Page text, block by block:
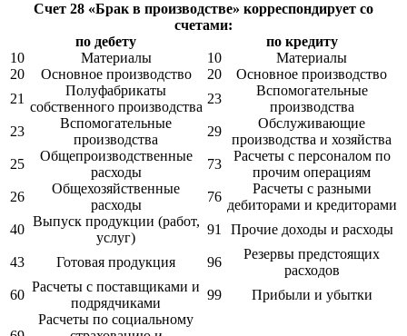
Счет 28 «Брак в производстве» корреспондирует со
счетами:
по дебету
по кредиту
10
Материалы 10
Материалы
20
Основное производство 20
Основное производство
21
Полуфабрикаты
собственного производства
23
Вспомогательные
производства
23
Вспомогательные
производства
29
Обслуживающие
производства и хозяйства
25
Общепроизводственные
расходы
73
Расчеты с персоналом по
прочим операциям
26
Общехозяйственные
расходы
76
Расчеты с разными
дебиторами и кредиторами
40
Выпуск продукции (работ,
услуг)
91 Прочие доходы и расходы
43 Готовая продукция 96
Резервы предстоящих
расходов
60
Расчеты с поставщиками и
подрядчиками
99 Прибыли и убытки
Расчеты по социальному